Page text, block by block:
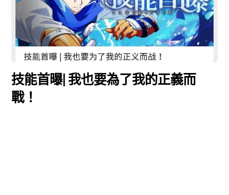
技能首曝| 我也要為了我的正義而
戰！